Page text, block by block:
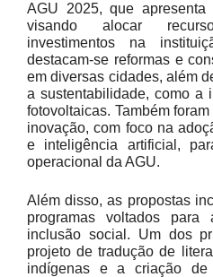
AGU 2025, que
visando alocar
investimentos na
destacam-se reformas e
em diversas cidades, além
a sustentabilidade, como a
fotovoltaicas. Também
inovação, com foco na
e inteligência artificial,
operacional da AGU.
Além disso, as propostas
programas voltados
inclusão social. Um dos
projeto de tradução de
indígenas e a criação